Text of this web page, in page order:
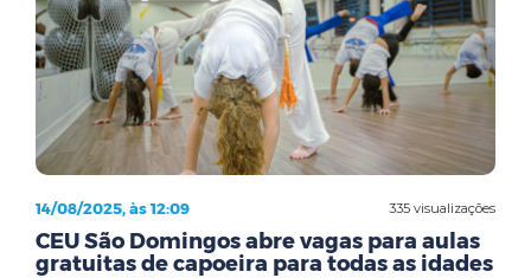
335 visualizações
14/08/2025, às 12:09
CEU São Domingos abre vagas para aulas
gratuitas de capoeira para todas as idades